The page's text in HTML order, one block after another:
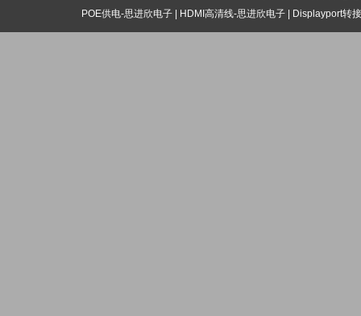
POE供电-思进欣电子| HDMI高清线-思进欣电子| Displayport转